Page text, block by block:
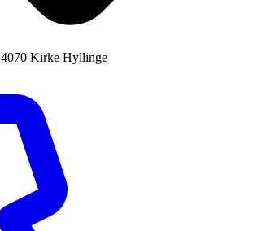
4070 Kirke Hyllinge